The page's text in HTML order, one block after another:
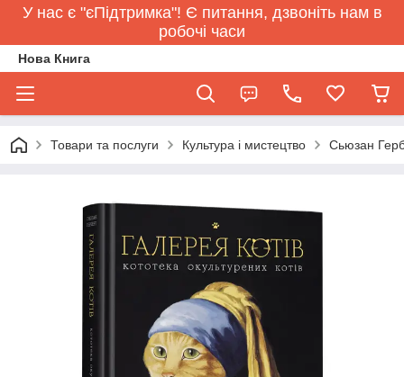
У нас є "єПідтримка"! Є питання, дзвоніть нам в
робочі часи
Нова Книга
Товари та послуги Культура і мистецтво Сьюзан